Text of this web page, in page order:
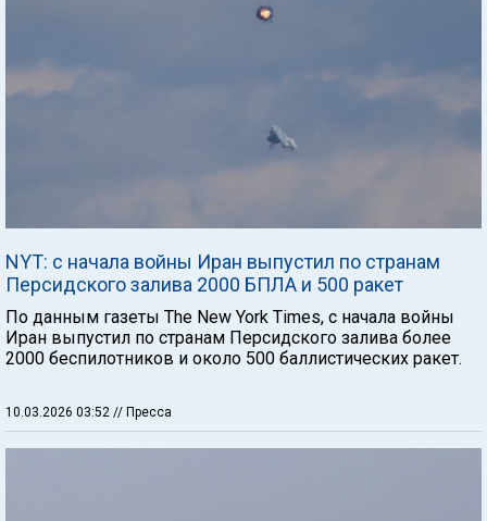
NYT: с начала войны Иран выпустил по странам
Персидского залива 2000 БПЛА и 500 ракет
По данным газеты The New York Times, с начала войны
Иран выпустил по странам Персидского залива более
2000 беспилотников и около 500 баллистических ракет.
10.03.2026 03:52 // Пресса